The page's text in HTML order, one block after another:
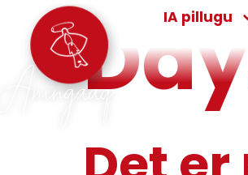
Aningaaq
IA pillugu